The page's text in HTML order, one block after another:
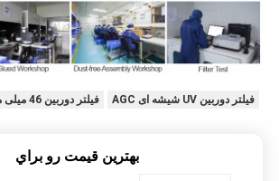
فیلتر دوربین UV شیشه ای AGC فیلتر دوربین 46 میلی متر UV
بهترين قيمت رو براي